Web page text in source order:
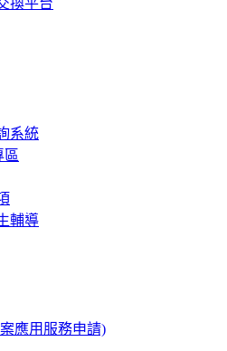
換平台
系統
區
輔導
應用服務申請)